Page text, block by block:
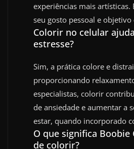
experiências mais artísticas.
seu gosto pessoal e
Colorir no celular
estresse?
Sim, a prática colore e
proporcionando
especialistas, colorir
de ansiedade e aumentar a
estar, quando incorporado
O que significa Boobie
de colorir?